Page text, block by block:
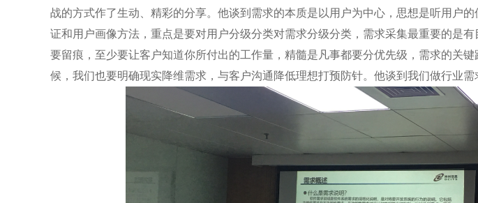
战的方式作了生动、精彩的分享。他谈到需求的本质是以用户为中心，思想是听用户
证和用户画像方法，重点是要对用户分级分类对需求分级分类，需求采集最重要的是
要留痕，至少要让客户知道你所付出的工作量，精髓是凡事都要分优先级，需求的关
候，我们也要明确现实降维需求，与客户沟通降低理想打预防针。他谈到我们做行业需